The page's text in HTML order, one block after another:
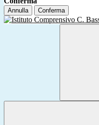
Annulla Conferma